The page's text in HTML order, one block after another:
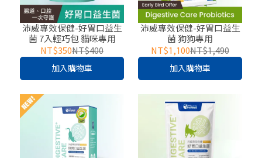
沛威專效保健-好胃口益生
菌 7入輕巧包 貓咪專用
NT$350NT$400
加入購物車
沛威專效保健-好胃口益生
菌 狗狗專用
NT$1,100NT$1,490
加入購物車